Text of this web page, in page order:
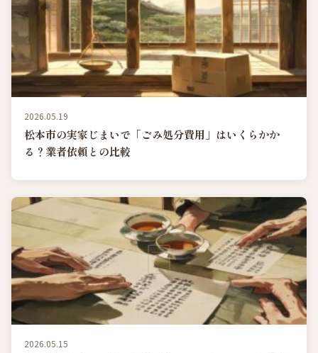
2026.05.19
松本市の実家じまいで「ごみ処分費用」はいくらかか
る？業者依頼との比較
2026.05.15